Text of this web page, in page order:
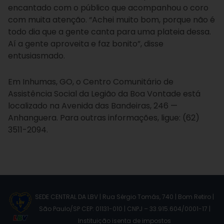
encantado com o público que acompanhou o coro
com muita atenção. “Achei muito bom, porque não é
todo dia que a gente canta para uma plateia dessa.
Aí a gente aproveita e faz bonito”, disse
entusiasmado.
Em Inhumas, GO, o Centro Comunitário de
Assistência Social da Legião da Boa Vontade está
localizado na Avenida das Bandeiras, 246 —
Anhanguera. Para outras informações, ligue: (62)
3511-2094.
SEDE CENTRAL DA LBV | Rua Sérgio Tomás, 740 | Bom Retiro |
São Paulo/SP CEP: 01131-010 | CNPJ – 33.915.604/0001-17 |
Instituição isenta de impostos